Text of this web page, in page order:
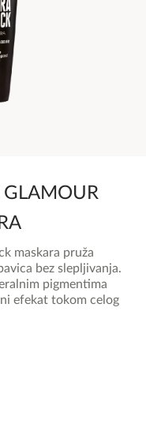
maskara pruža
bez slepljivanja.
pigmentima
efekat tokom celog